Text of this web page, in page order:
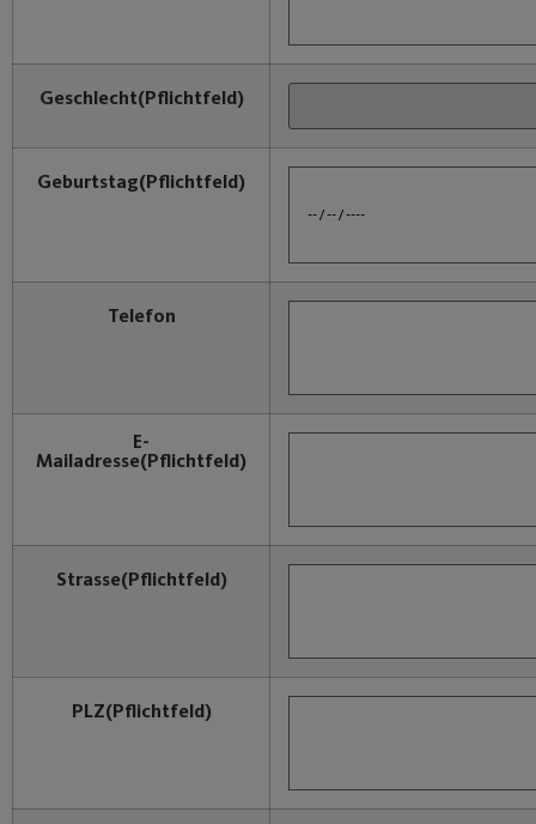
Geschlecht(Pflichtfeld)
Geburtstag(Pflichtfeld)
Telefon
E-
Mailadresse(Pflichtfeld)
Strasse(Pflichtfeld)
PLZ(Pflichtfeld)